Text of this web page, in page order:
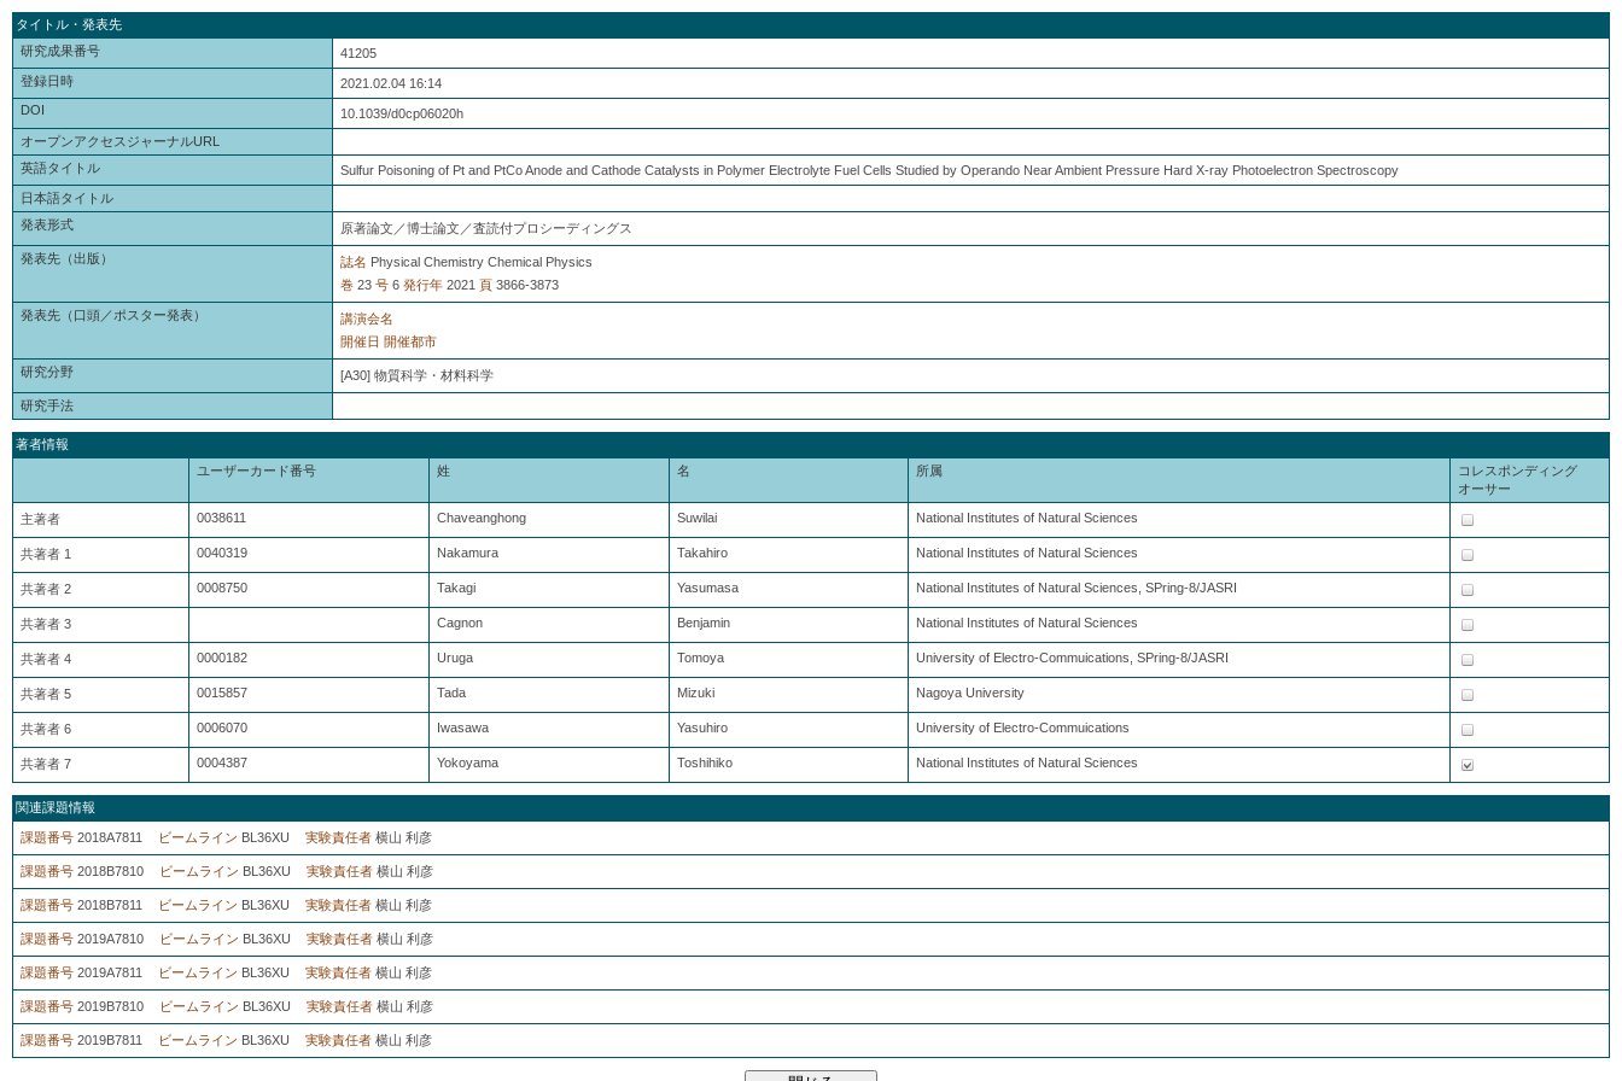
タイトル・発表先
研究成果番号
41205
登録日時
2021.02.04 16:14
DOI
10.1039/d0cp06020h
オープンアクセスジャーナルURL
英語タイトル
Sulfur Poisoning of Pt and PtCo Anode and Cathode Catalysts in Polymer Electrolyte Fuel Cells Studied by Operando Near Ambient Pressure Hard X-ray Photoelectron Spectroscopy
日本語タイトル
発表形式
原著論文／博士論文／査読付プロシーディングス
発表先（出版） 誌名 Physical Chemistry Chemical Physics
巻 23 号 6 発行年 2021 頁 3866-3873
発表先（口頭／ポスター発表）
講演会名
開催日 開催都市
研究分野 [A30] 物質科学・材料科学
研究手法
著者情報
ユーザーカード番号
姓 名 所属
コレスポンディング
オーサー
主著者 0038611 Chaveanghong Suwilai National Institutes of Natural Sciences
共著者 1 0040319 Nakamura Takahiro National Institutes of Natural Sciences
共著者 2 0008750 Takagi Yasumasa National Institutes of Natural Sciences, SPring-8/JASRI
共著者 3 Cagnon Benjamin National Institutes of Natural Sciences
共著者 4 0000182 Uruga Tomoya University of Electro-Commuications, SPring-8/JASRI
共著者 5 0015857 Tada Mizuki Nagoya University
共著者 6 0006070 Iwasawa Yasuhiro University of Electro-Commuications
共著者 7 0004387 Yokoyama Toshihiko National Institutes of Natural Sciences
関連課題情報
課題番号 2018A7811 ビームライン BL36XU 実験責任者 横山 利彦
課題番号 2018B7810 ビームライン BL36XU 実験責任者 横山 利彦
課題番号 2018B7811 ビームライン BL36XU 実験責任者 横山 利彦
課題番号 2019A7810 ビームライン BL36XU 実験責任者 横山 利彦
課題番号 2019A7811 ビームライン BL36XU 実験責任者 横山 利彦
課題番号 2019B7810 ビームライン BL36XU 実験責任者 横山 利彦
課題番号 2019B7811 ビームライン BL36XU 実験責任者 横山 利彦